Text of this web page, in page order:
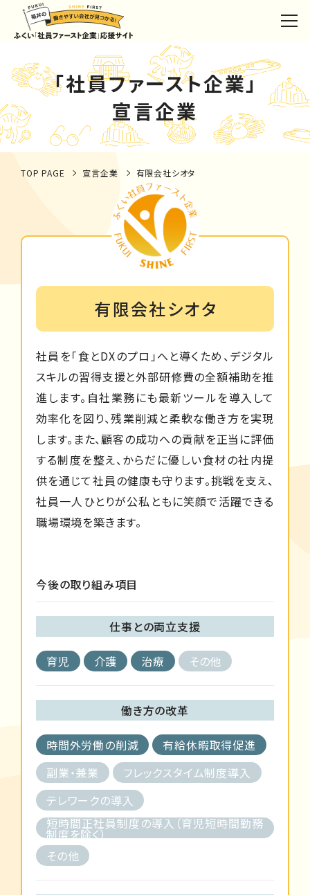
「社員ファースト企業」
宣言企業
TOP PAGE 宣言企業 有限会社シオタ
有限会社シオタ
社員を「食とDXのプロ」へと導くため、デジタル
スキルの習得支援と外部研修費の全額補助を推
進します。自社業務にも最新ツールを導入して
効率化を図り、残業削減と柔軟な働き方を実現
します。また、顧客の成功への貢献を正当に評価
する制度を整え、からだに優しい食材の社内提
供を通じて社員の健康も守ります。挑戦を支え、
社員一人ひとりが公私ともに笑顔で活躍できる
職場環境を築きます。
今後の取り組み項目
仕事との両立支援
育児 介護 治療 その他
働き方の改革
時間外労働の削減
有給休暇取得促進
副業・兼業
フレックスタイム制度導入
テレワークの導入
短時間正社員制度の導入（育児短時間勤務
制度を除く）
その他